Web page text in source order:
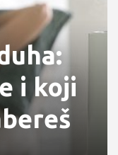
i koji